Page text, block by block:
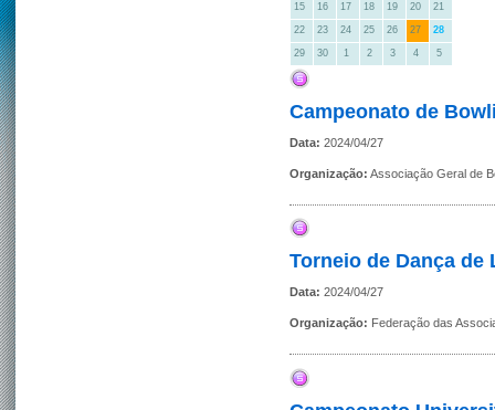
15 16 17 18 19 20 21
22 23 24 25 26 27 28
29 30 1 2 3 4 5
Campeonato de
Data: 2024/04/27
Organização: Associação Geral de
Torneio de Dança de
Data: 2024/04/27
Organização: Federação das